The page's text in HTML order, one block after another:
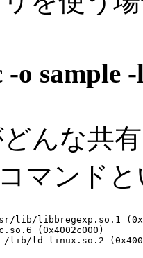
-o sample
んな共
マンド
libbregexp.so.1
(0x4002c000)